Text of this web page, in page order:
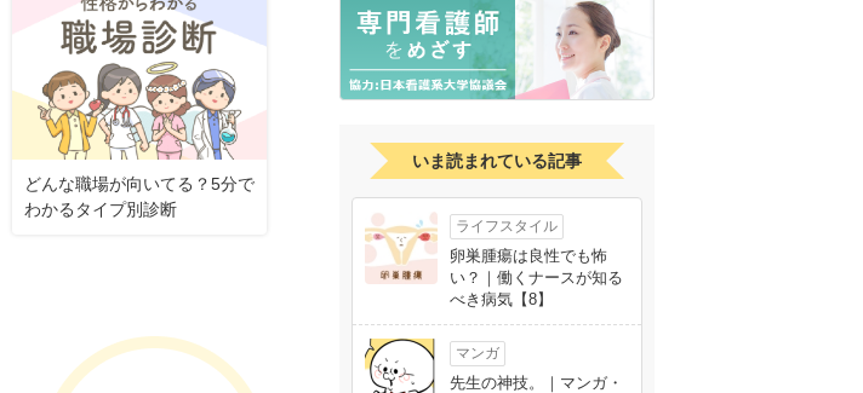
どんな職場が向いてる？5分で
わかるタイプ別診断
いま読まれている記事
ライフスタイル
卵巣腫瘍は良性でも怖
い？｜働くナースが知る
べき病気【8】
マンガ
先生の神技。｜マンガ・